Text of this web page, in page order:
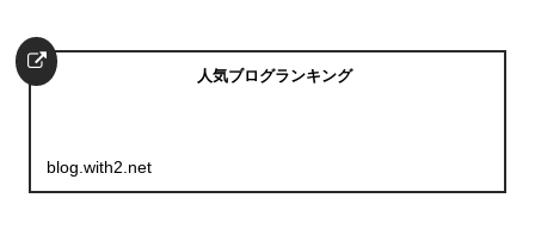
人気ブログランキング
blog.with2.net